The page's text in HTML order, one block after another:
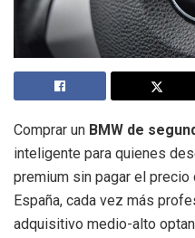
Comprar un BMW de
inteligente para quienes
premium sin pagar el precio
España, cada vez más
adquisitivo medio-alto